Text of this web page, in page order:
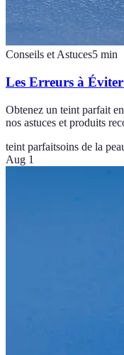
Conseils et Astuces5 min
Les Erreurs à
Obtenez un teint parfait
nos astuces et produits
teint parfaitsoins de la
Aug 1